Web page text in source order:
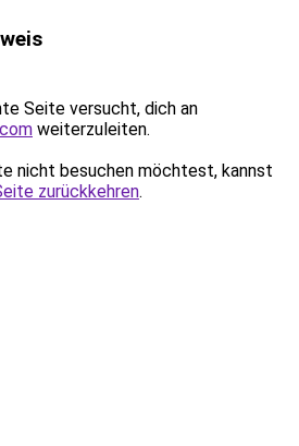
Seite versucht, dich an
weiterzuleiten.
nicht besuchen möchtest, kannst
zurückkehren.